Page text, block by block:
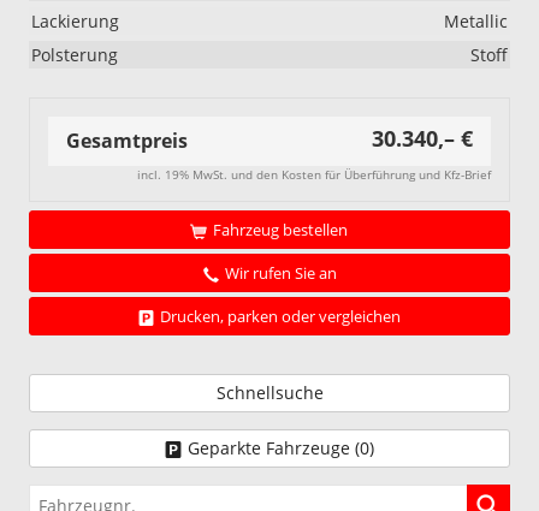
Lackierung
Metallic
Polsterung
Stoff
Gesamtpreis 30.340,– €
incl. 19% MwSt. und den Kosten für Überführung und Kfz-Brief
Fahrzeug bestellen
Wir rufen Sie an
Drucken, parken oder vergleichen
Schnellsuche
Geparkte Fahrzeuge (0)
Fahrzeugnr.